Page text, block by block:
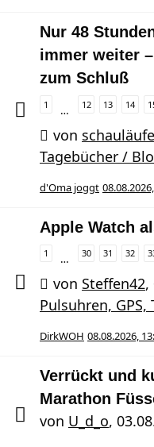
Nur 48
immer weiter
zum Schluß
1 … 12 13 14
von
Tagebücher /
d'Oma joggt
Apple Watch
1 … 30 31 32
von Steffen42,
Pulsuhren,
DirkWOH 08.08.2026,
Verrückt und
Marathon
von U_d_o,